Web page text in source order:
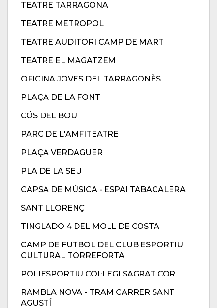
TEATRE TARRAGONA
TEATRE METROPOL
TEATRE AUDITORI CAMP DE MART
TEATRE EL MAGATZEM
OFICINA JOVES DEL TARRAGONÈS
PLAÇA DE LA FONT
CÓS DEL BOU
PARC DE L'AMFITEATRE
PLAÇA VERDAGUER
PLA DE LA SEU
CAPSA DE MÚSICA - ESPAI TABACALERA
SANT LLORENÇ
TINGLADO 4 DEL MOLL DE COSTA
CAMP DE FUTBOL DEL CLUB ESPORTIU
CULTURAL TORREFORTA
POLIESPORTIU COL·LEGI SAGRAT COR
RAMBLA NOVA - TRAM CARRER SANT
AGUSTÍ